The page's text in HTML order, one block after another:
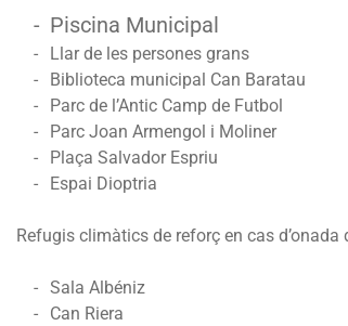
Piscina Municipal
Llar de les persones grans
Biblioteca municipal Can Baratau
Parc de l’Antic Camp de Futbol
Parc Joan Armengol i Moliner
Plaça Salvador Espriu
Espai Dioptria
Refugis climàtics de reforç en cas d’onada
Sala Albéniz
Can Riera